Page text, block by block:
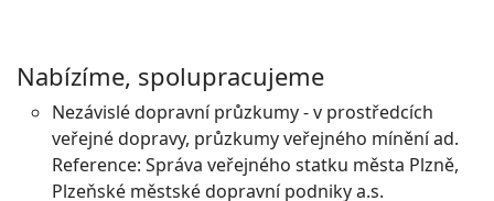
Nabízíme, spolupracujeme
Nezávislé dopravní průzkumy - v prostředcích
veřejné dopravy, průzkumy veřejného mínění ad.
Reference: Správa veřejného statku města Plzně,
Plzeňské městské dopravní podniky a.s.